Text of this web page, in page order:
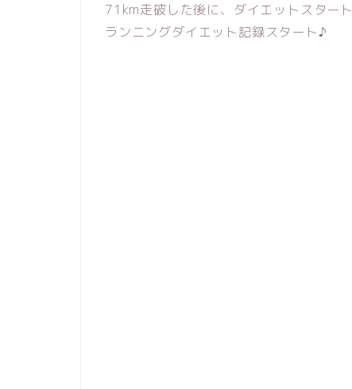
71km走破した後に、ダイエットスター
ランニングダイエット記録スタート♪